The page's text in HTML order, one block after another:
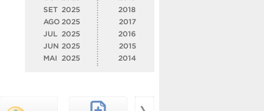
SET 2025
AGO 2025
JUL
2025
JUN 2025
MAI
2025
2018
2017
2016
2015
2014